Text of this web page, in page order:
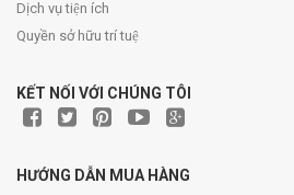
Dịch vụ tiện ích
Quyền sở hữu trí tuệ
KẾT NỐI VỚI CHÚNG TÔI
HƯỚNG DẪN MUA HÀNG